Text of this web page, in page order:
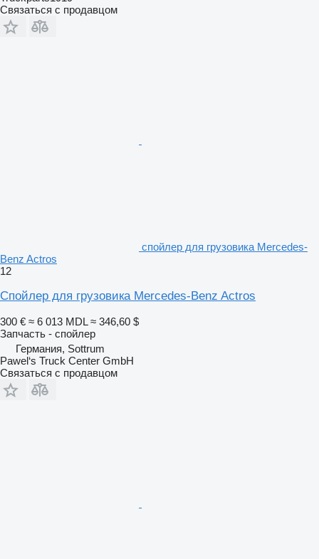
Связаться с продавцом
спойлер для грузовика Mercedes-
Benz Actros
12
Спойлер для грузовика Mercedes-Benz Actros
300 € ≈ 6 013 MDL ≈ 346,60 $
Запчасть - спойлер
Германия, Sottrum
Pawel‘s Truck Center GmbH
Связаться с продавцом